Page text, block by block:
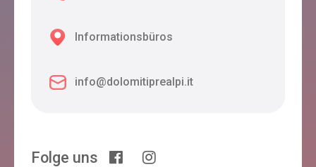
Informationsbüros
info@dolomitiprealpi.it
Folge uns